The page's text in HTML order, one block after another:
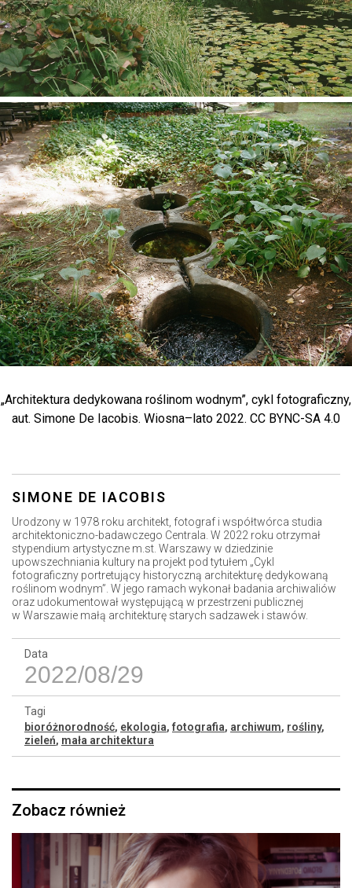
„Architektura dedykowana roślinom wodnym”, cykl fotograficzny,
aut. Simone De Iacobis. Wiosna–lato 2022. CC BYNC-SA 4.0
SIMONE DE IACOBIS
Urodzony w 1978 roku architekt, fotograf i współtwórca studia
architektoniczno-badawczego Centrala. W 2022 roku otrzymał
stypendium artystyczne m.st. Warszawy w dziedzinie
upowszechniania kultury na projekt pod tytułem „Cykl
fotograficzny portretujący historyczną architekturę dedykowaną
roślinom wodnym”. W jego ramach wykonał badania archiwaliów
oraz udokumentował występującą w przestrzeni publicznej
w Warszawie małą architekturę starych sadzawek i stawów.
Data
2022/08/29
Tagi
bioróżnorodność, ekologia, fotografia, archiwum, rośliny,
zieleń, mała architektura
Zobacz również